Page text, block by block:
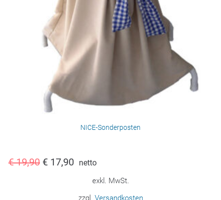
NICE-Sonderposten
€19,90 € 17,90 netto
exkl. MwSt.
zzgl. Versandkosten